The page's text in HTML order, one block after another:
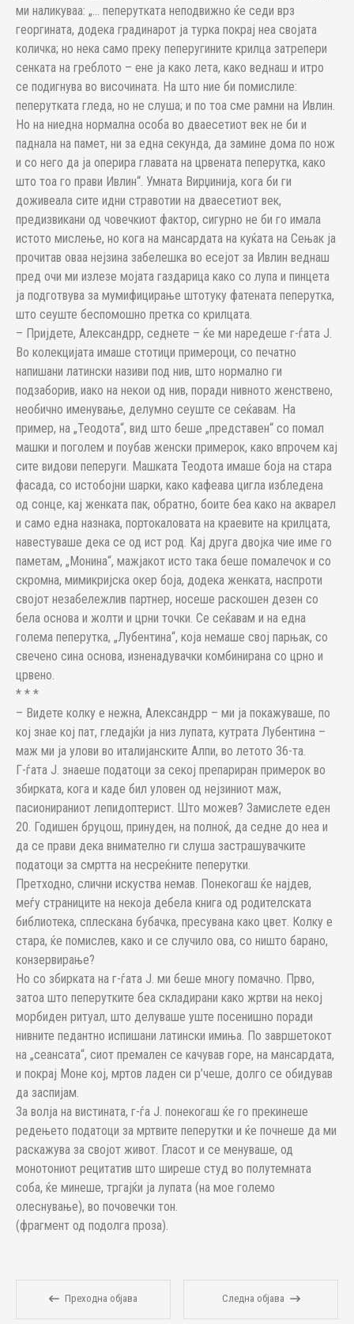
ми наликуваа: „… пеперутката неподвижно ќе седи врз
георгината, додека градинарот ја турка покрај неа својата
количка; но нека само преку пеперугините крилца затрепери
сенката на греблото – ене ја како лета, како веднаш и итро
се подигнува во височината. На што ние би помислиле:
пеперутката гледа, но не слуша; и по тоа сме рамни на Ивлин.
Но на ниедна нормална особа во дваесетиот век не би и
паднала на памет, ни за една секунда, да замине дома по нож
и со него да ја оперира главата на црвената пеперутка, како
што тоа го прави Ивлин“. Умната Вирџинија, кога би ги
доживеала сите идни стравотии на дваесетиот век,
предизвикани од човечкиот фактор, сигурно не би го имала
истото мислење, но кога на мансардата на куќата на Сењак ја
прочитав оваа нејзина забелешка во есејот за Ивлин веднаш
пред очи ми излезе мојата газдарица како со лупа и пинцета
ја подготвува за мумифицирање штотуку фатената пеперутка,
што сеуште беспомошно претка со крилцата.
– Пријдете, Александрр, седнете – ќе ми наредеше г-ѓата Ј.
Во колекцијата имаше стотици примероци, со печатно
напишани латински називи под нив, што нормално ги
подзаборив, иако на некои од нив, поради нивното женствено,
необично именување, делумно сеуште се сеќавам. На
пример, на „Теодота“, вид што беше „представен“ со помал
машки и поголем и поубав женски примерок, како впрочем кај
сите видови пеперуги. Машката Теодота имаше боја на стара
фасада, со истобојни шарки, како кафеава цигла избледена
од сонце, кај женката пак, обратно, боите беа како на акварел
и само една назнака, портокаловата на краевите на крилцата,
навестуваше дека се од ист род. Кај друга двојка чие име го
паметам, „Монина“, мажјакот исто така беше помалечок и со
скромна, мимикријска окер боја, додека женката, наспроти
својот незабележлив партнер, носеше раскошен дезен со
бела основа и жолти и црни точки. Се сеќавам и на една
голема пеперутка, „Лубентина“, која немаше свој парњак, со
свечено сина основа, изненадувачки комбинирана со црно и
црвено.
* * *
– Видете колку е нежна, Александрр – ми ја покажуваше, по
кој знае кој пат, гледајќи ја низ лупата, кутрата Лубентина –
маж ми ја улови во италијанските Алпи, во летото 36-та.
Г-ѓата Ј. знаеше податоци за секој препариран примерок во
збирката, кога и каде бил уловен од нејзиниот маж,
пасионираниот лепидоптерист. Што можев? Замислете еден
20. Годишен бруцош, принуден, на полноќ, да седне до неа и
да се прави дека внимателно ги слуша застрашувачките
податоци за смртта на несреќните пеперутки.
Претходно, слични искуства немав. Понекогаш ќе најдев,
меѓу страниците на некоја дебела книга од родителската
библиотека, сплескана бубачка, пресувана како цвет. Колку е
стара, ќе помислев, како и се случило ова, со ништо барано,
конзервирање?
Но со збирката на г-ѓата Ј. ми беше многу помачно. Прво,
затоа што пеперутките беа складирани како жртви на некој
морбиден ритуал, што делуваше уште посенишно поради
нивните педантно испишани латински имиња. По завршетокот
на „сеансата“, сиот премален се качував горе, на мансардата,
и покрај Моне кој, мртов ладен си р’чеше, долго се обидував
да заспијам.
За волја на вистината, г-ѓа Ј. понекогаш ќе го прекинеше
редењето податоци за мртвите пеперутки и ќе почнеше да ми
раскажува за својот живот. Гласот и се менуваше, од
монотониот рецитатив што ширеше студ во полутемната
соба, ќе минеше, тргајќи ја лупата (на мое големо
олеснување), во почовечки тон.
(фрагмент од подолга проза).
Преходна објава Следна објава